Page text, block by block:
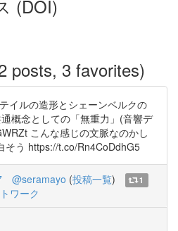
(DOI)
posts, 3 favorites)
イルの造形とシェーンベルクの
概念としての「無重力」(音響デ
こんな感じの文脈なのかし
そう https://t.co/Rn4CoDdhG5
@seramayo (投稿一覧)
1
ワーク